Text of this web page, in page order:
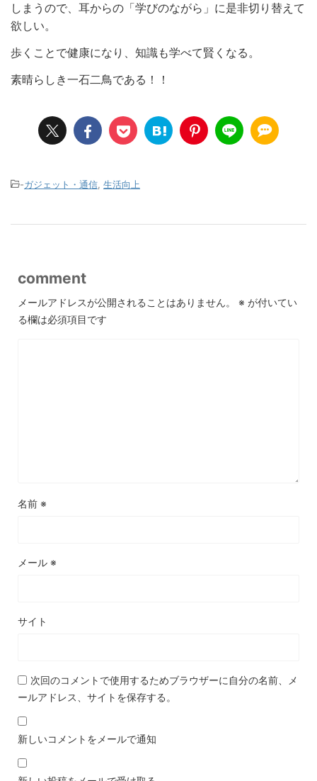
しまうので、耳からの「学びのながら」に是非切り替えて
欲しい。
歩くことで健康になり、知識も学べて賢くなる。
素晴らしき一石二鳥である！！
-ガジェット・通信 生活向上
comment
メールアドレスが公開されることはありません。 ※ が付いてい
る欄は必須項目です
名前 ※
メール ※
サイト
次回のコメントで使用するためブラウザーに自分の名前、メ
ールアドレス、サイトを保存する。
新しいコメントをメールで通知